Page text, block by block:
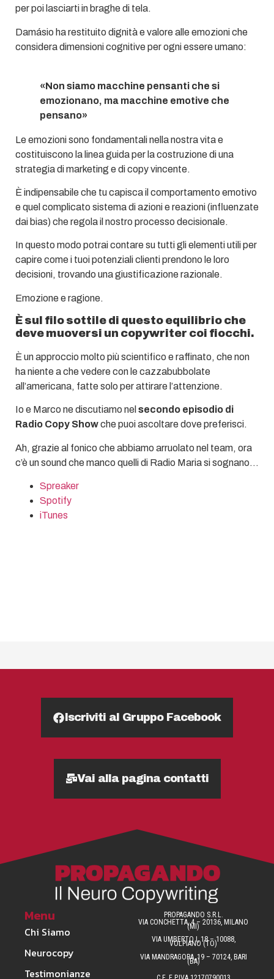
per poi lasciarti in braghe di tela.
Damásio ha restituito dignità e valore alle emozioni che
considera dimensioni cognitive per ogni essere umano:
«Non siamo macchine pensanti che si
emozionano, ma macchine emotive che
pensano»
Le emozioni sono fondamentali nella nostra vita e
costituiscono la linea guida per la costruzione di una
strategia di marketing e di copy vincente.
È indipensabile che tu capisca il comportamento emotivo
e quel complicato sistema di azioni e reazioni (influenzate
dai bias) che regola il nostro processo decisionale.
In questo modo potrai contare su tutti gli elementi utili per
capire come i tuoi potenziali clienti prendono le loro
decisioni, trovando una giustificazione razionale.
Emozione e ragione.
È sul filo sottile di questo equilibrio che
deve muoversi un copywriter coi fiocchi.
È un approccio molto più scientifico e raffinato, che non
ha niente a che vedere con le cazzabubbolate
all’americana, fatte solo per attirare l’attenzione.
Io e Marco ne discutiamo nel secondo episodio di
Radio Copy Showche puoi ascoltare dove preferisci.
Ah, grazie al fonico che abbiamo arruolato nel team, ora
c’è un sound che manco quelli di Radio Maria si sognano…
Spreaker
Spotify
iTunes
Iscriviti al Gruppo Facebook
Vai alla pagina contatti
Menu
Chi Siamo
Neurocopy
Testimonianze
PROPAGANDO S.R.L.
VIA CONCHETTA, 4 – 20136, MILANO
(MI)
VIA UMBERTO I, 18 – 10088,
VOLPIANO (TO)
VIA MANDRAGORA, 19 – 70124, BARI
(BA)